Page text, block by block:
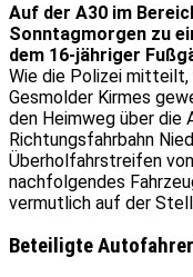
Auf der A30 im
Sonntagmorgen zu
dem 16-jähriger
Wie die Polizei mitteilt,
Gesmolder Kirmes
den Heimweg über die
Richtungsfahrbahn
Überholfahrstreifen
nachfolgendes
vermutlich auf der
Beteiligte